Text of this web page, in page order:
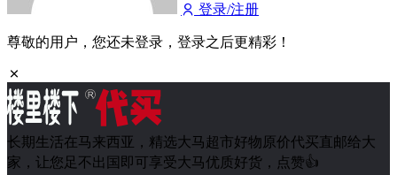
登录/注册
尊敬的用户，您还未登录，登录之后更精彩！
长期生活在马来西亚，精选大马超市好物原价代买直邮给大
家，让您足不出国即可享受大马优质好货，点赞👍